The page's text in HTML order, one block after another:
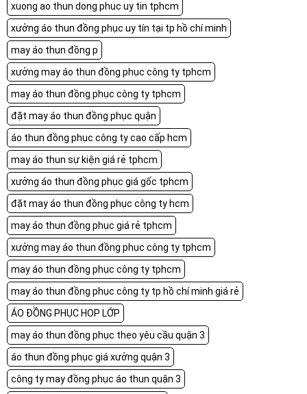
xuong ao thun dong phuc uy tin tphcm
xưởng áo thun đồng phục uy tín tại tp hồ chí minh
may áo thun đồng p
xưởng may áo thun đồng phục công ty tphcm
may áo thun đồng phục công ty tphcm
đặt may áo thun đồng phục quận
áo thun đồng phục công ty cao cấp hcm
may áo thun sự kiện giá rẻ tphcm
xưởng áo thun đồng phục giá gốc tphcm
đặt may áo thun đồng phục công ty hcm
may áo thun đồng phục giá rẻ tphcm
xưởng may áo thun đồng phục công ty tphcm
may áo thun đồng phục công ty tphcm
may áo thun đồng phục công ty tp hồ chí minh giá rẻ
ÁO ĐỒNG PHỤC HOP LỚP
may áo thun đồng phục theo yêu cầu quận 3
áo thun đồng phục giá xưởng quận 3
công ty may đồng phục áo thun quận 3